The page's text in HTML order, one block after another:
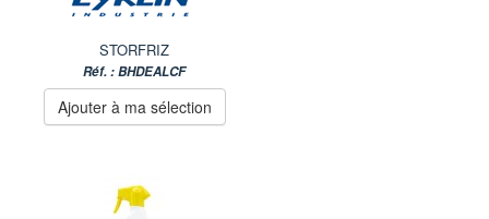
STORFRIZ
Réf. : BHDEALCF
Ajouter à ma sélection